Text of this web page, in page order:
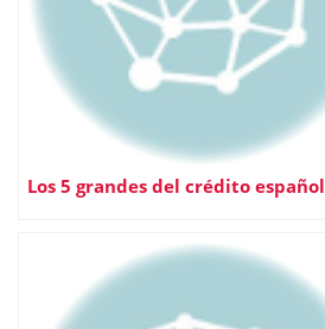
Los 5 grandes del crédito español